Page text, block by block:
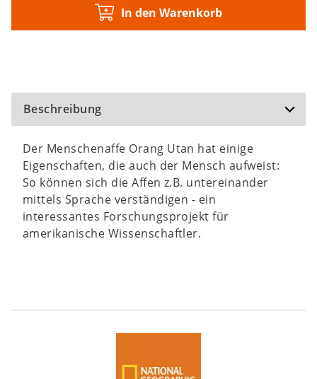
In den Warenkorb
Beschreibung
Der Menschenaffe Orang Utan hat einige
Eigenschaften, die auch der Mensch aufweist:
So können sich die Affen z.B. untereinander
mittels Sprache verständigen - ein
interessantes Forschungsprojekt für
amerikanische Wissenschaftler.